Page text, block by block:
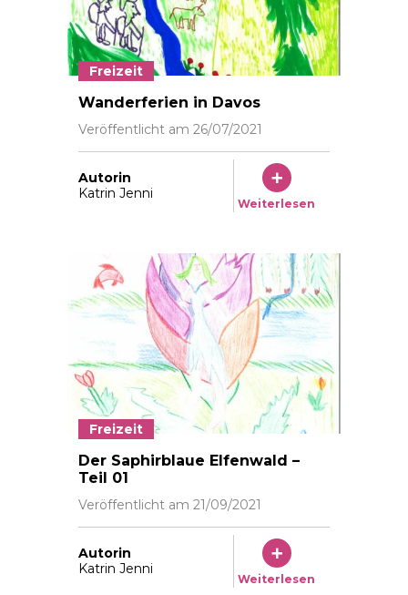
Freizeit
Wanderferien in Davos
Veröffentlicht am 26/07/2021
Autorin
Katrin Jenni
Weiterlesen
gezeichnet von Katrin Jenni
Freizeit
Der Saphirblaue Elfenwald –
Teil 01
Veröffentlicht am 21/09/2021
Autorin
Katrin Jenni
Weiterlesen